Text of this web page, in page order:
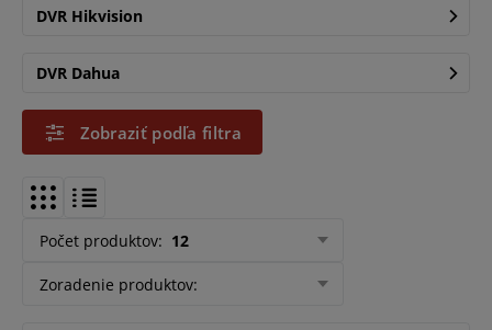
DVR Hikvision
DVR Dahua
Zobraziť podľa filtra
Počet produktov: 12
Zoradenie produktov: